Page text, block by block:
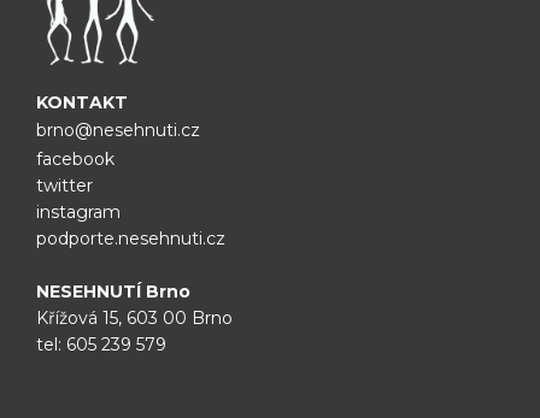
KONTAKT
brno@nesehnuti.cz
facebook
twitter
instagram
podporte.nesehnuti.cz
NESEHNUTÍ Brno
Křížová 15, 603 00 Brno
tel: 605 239 579